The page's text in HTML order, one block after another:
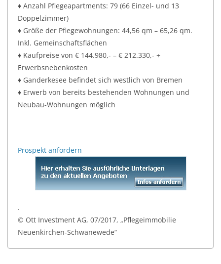
♦ Anzahl Pflegeapartments: 79 (66 Einzel- und 13
Doppelzimmer)
♦ Größe der Pflegewohnungen: 44,56 qm – 65,26 qm.
Inkl. Gemeinschaftsflächen
♦ Kaufpreise von € 144.980,- – € 212.330,- +
Erwerbsnebenkosten
♦ Ganderkesee befindet sich westlich von Bremen
♦ Erwerb von bereits bestehenden Wohnungen und
Neubau-Wohnungen möglich
Prospekt anfordern
.
© Ott Investment AG, 07/2017, „Pflegeimmobilie
Neuenkirchen-Schwanewede“